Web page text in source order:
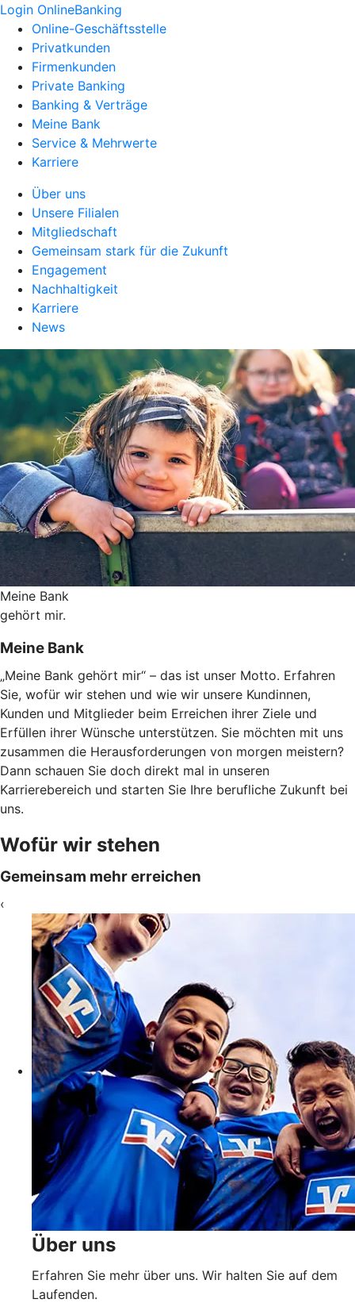
Login OnlineBanking
Online-Geschäftsstelle
Privatkunden
Firmenkunden
Private Banking
Banking & Verträge
Meine Bank
Service & Mehrwerte
Karriere
Über uns
Unsere Filialen
Mitgliedschaft
Gemeinsam stark für die Zukunft
Engagement
Nachhaltigkeit
Karriere
News
Meine Bank
gehört mir.
Meine Bank
„Meine Bank gehört mir“ – das ist unser Motto. Erfahren
Sie, wofür wir stehen und wie wir unsere Kundinnen,
Kunden und Mitglieder beim Erreichen ihrer Ziele und
Erfüllen ihrer Wünsche unterstützen. Sie möchten mit uns
zusammen die Herausforderungen von morgen meistern?
Dann schauen Sie doch direkt mal in unseren
Karrierebereich und starten Sie Ihre berufliche Zukunft bei
uns.
Wofür wir stehen
Gemeinsam mehr erreichen
‹
Über uns
Erfahren Sie mehr über uns. Wir halten Sie auf dem
Laufenden.